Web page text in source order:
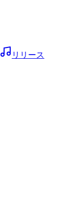
リリース